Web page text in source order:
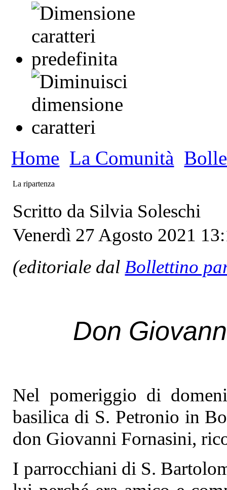
Home La Comunità
La ripartenza
Scritto da Silvia Soleschi
Venerdì 27 Agosto 2021
(editoriale dal Bollettino
Don
Nel pomeriggio di
basilica di S. Petronio in
don Giovanni Fornasini,
I parrocchiani di S.